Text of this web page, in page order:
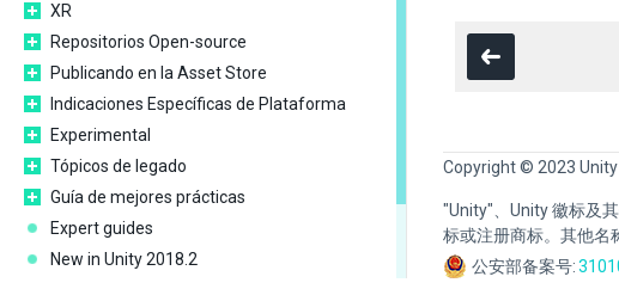
XR
Repositorios Open-source
Publicando en la Asset Store
Indicaciones Específicas de Plataforma
Experimental
Tópicos de legado
Guía de mejores prácticas
Expert guides
New in Unity 2018.2
Copyright © 2023
"Unity"、Unity 徽标及
标或注册商标。其他名
公安部备案号: